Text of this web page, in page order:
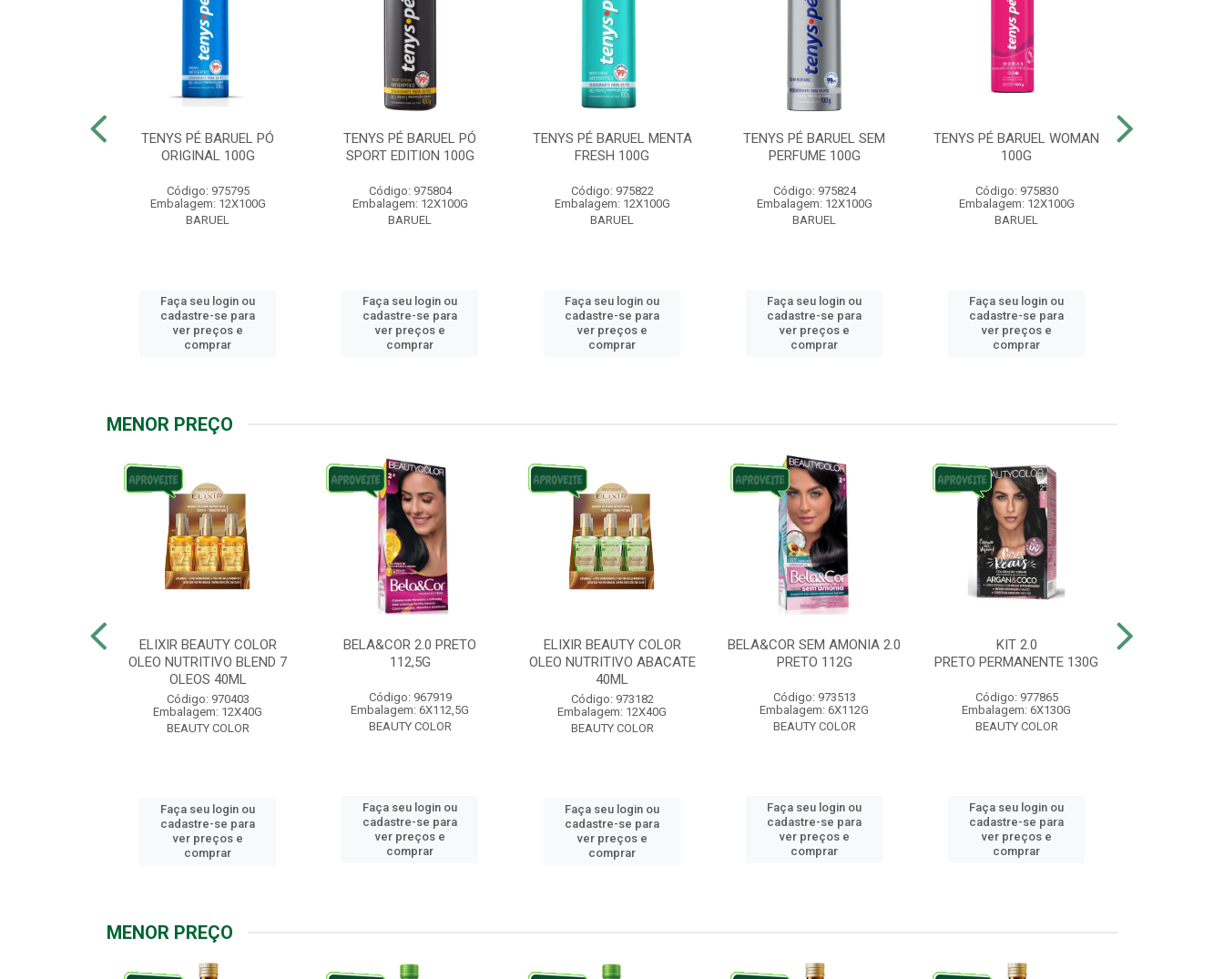
TENYS PÉ BARUEL PÓ
ORIGINAL 100G
Código: 975795
Embalagem: 12X100G
BARUEL
Faça seu login ou
cadastre-se para
ver preços e
comprar
TENYS PÉ BARUEL PÓ
SPORT EDITION 100G
Código: 975804
Embalagem: 12X100G
BARUEL
Faça seu login ou
cadastre-se para
ver preços e
comprar
TENYS PÉ BARUEL MENTA
FRESH 100G
Código: 975822
Embalagem: 12X100G
BARUEL
Faça seu login ou
cadastre-se para
ver preços e
comprar
TENYS PÉ BARUEL SEM
PERFUME 100G
Código: 975824
Embalagem: 12X100G
BARUEL
Faça seu login ou
cadastre-se para
ver preços e
comprar
TENYS PÉ BARUEL WOMAN
100G
Código: 975830
Embalagem: 12X100G
BARUEL
Faça seu login ou
cadastre-se para
ver preços e
comprar
MENOR PREÇO
ELIXIR BEAUTY COLOR
OLEO NUTRITIVO BLEND 7
OLEOS 40ML
Código: 970403
Embalagem: 12X40G
BEAUTY COLOR
Faça seu login ou
cadastre-se para
ver preços e
comprar
BELA&COR 2.0 PRETO
112,5G
Código: 967919
Embalagem: 6X112,5G
BEAUTY COLOR
Faça seu login ou
cadastre-se para
ver preços e
comprar
ELIXIR BEAUTY COLOR
OLEO NUTRITIVO ABACATE
40ML
Código: 973182
Embalagem: 12X40G
BEAUTY COLOR
Faça seu login ou
cadastre-se para
ver preços e
comprar
BELA&COR SEM AMONIA 2.0
PRETO 112G
Código: 973513
Embalagem: 6X112G
BEAUTY COLOR
Faça seu login ou
cadastre-se para
ver preços e
comprar
KIT 2.0
PRETO PERMANENTE 130G
Código: 977865
Embalagem: 6X130G
BEAUTY COLOR
Faça seu login ou
cadastre-se para
ver preços e
comprar
MENOR PREÇO